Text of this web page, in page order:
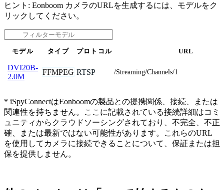
ヒント: Eonboom カメラのURLを生成するには、モデルをク
リックしてください。
モデル タイプ プロトコル URL
DVI20B-
2.0M
FFMPEG RTSP /Streaming/Channels/1
* iSpyConnectはEonboomの製品との提携関係、接続、または
関連性を持ちません。ここに記載されている接続詳細はコミ
ュニティからクラウドソーシングされており、不完全、不正
確、または最新ではない可能性があります。これらのURL
を使用してカメラに接続できることについて、保証または担
保を提供しません。